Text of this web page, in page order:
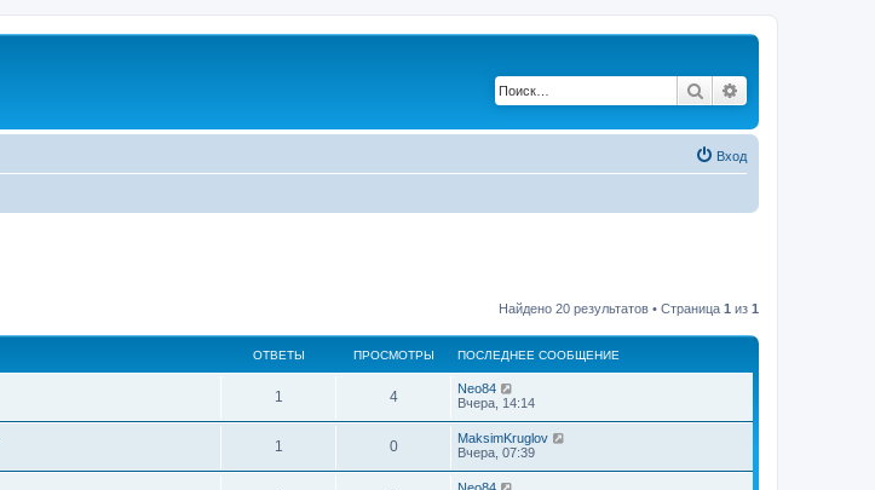
Поиск
Вход
Найдено 20 результатов • Страница 1 из 1
ОТВЕТЫ ПРОСМОТРЫ ПОСЛЕДНЕЕ СООБЩЕНИЕ
1 4
Neo84
Вчера, 14:14
1 0
MaksimKruglov
Вчера, 07:39